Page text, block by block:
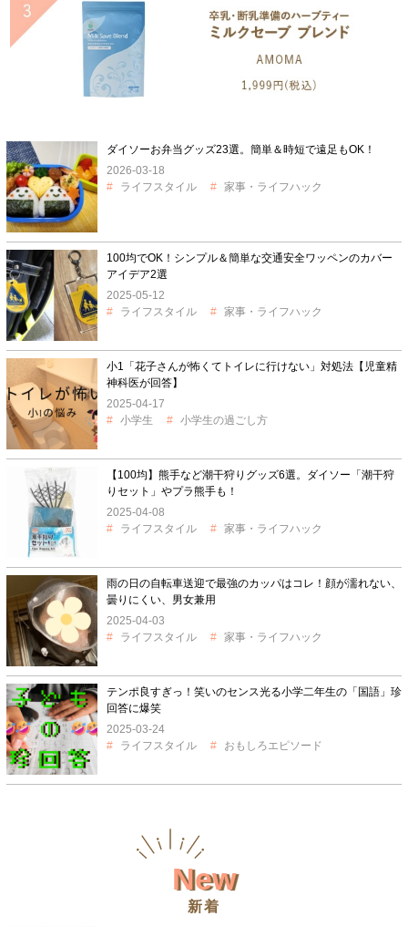
ダイソーお弁当グッズ23選。簡単＆時短で遠足もOK！
2026-03-18
ライフスタイル
家事・ライフハック
100均でOK！シンプル＆簡単な交通安全ワッペンのカバー
アイデア2選
2025-05-12
ライフスタイル
家事・ライフハック
小1「花子さんが怖くてトイレに行けない」対処法【児童精
神科医が回答】
2025-04-17
小学生
小学生の過ごし方
【100均】熊手など潮干狩りグッズ6選。ダイソー「潮干狩
りセット」やプラ熊手も！
2025-04-08
ライフスタイル
家事・ライフハック
雨の日の自転車送迎で最強のカッパはコレ！顔が濡れない、
曇りにくい、男女兼用
2025-04-03
ライフスタイル
家事・ライフハック
テンポ良すぎっ！笑いのセンス光る小学二年生の「国語」珍
回答に爆笑
2025-03-24
ライフスタイル
おもしろエピソード
New
新着